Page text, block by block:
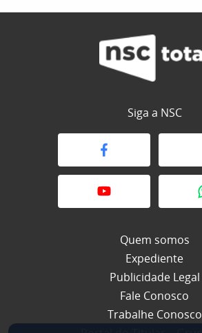
Siga a NSC
Quem somos
Expediente
Publicidade Legal
Fale Conosco
Trabalhe Conosco